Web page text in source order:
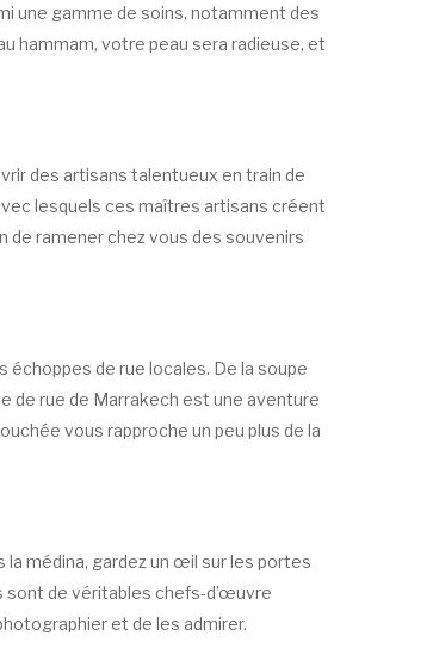
une gamme de soins, notamment des
hammam, votre peau sera radieuse, et
des artisans talentueux en train de
lesquels ces maîtres artisans créent
de ramener chez vous des souvenirs
échoppes de rue locales. De la soupe
de rue de Marrakech est une aventure
vous rapproche un peu plus de la
médina, gardez un œil sur les portes
de véritables chefs-d’œuvre
et de les admirer.